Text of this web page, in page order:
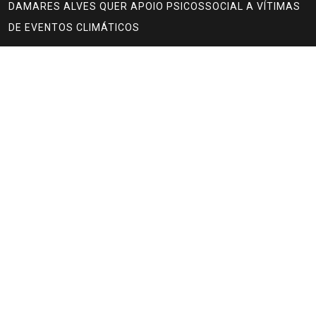
DAMARES ALVES QUER APOIO PSICOSSOCIAL A VÍTIMAS
DE EVENTOS CLIMÁTICOS